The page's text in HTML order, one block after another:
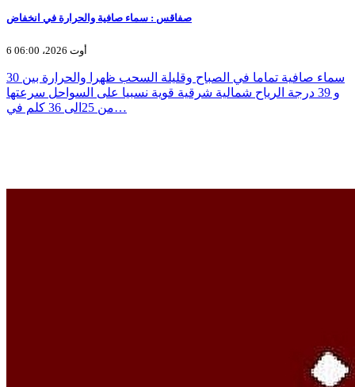
صفاقس : سماء صافية والحرارة في انخفاض
6 أوت 2026، 06:00
سماء صافية تماما في الصباح وقليلة السحب ظهرا والحرارة بين 30
و 39 درجة الرياح شمالية شرقية قوية نسبيا على السواحل سرعتها
من 25الى 36 كلم في…